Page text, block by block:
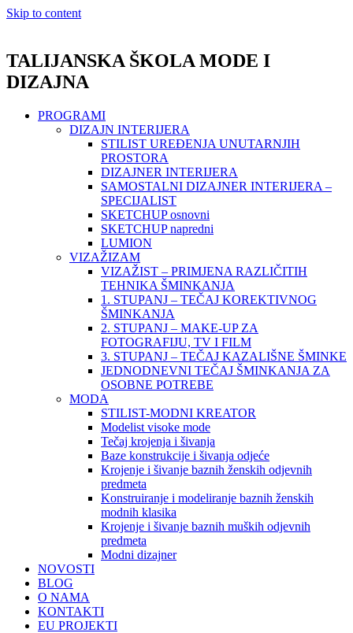
Skip to content
TALIJANSKA ŠKOLA MODE I
DIZAJNA
PROGRAMI
DIZAJN INTERIJERA
STILIST UREĐENJA UNUTARNJIH
PROSTORA
DIZAJNER INTERIJERA
SAMOSTALNI DIZAJNER INTERIJERA –
SPECIJALIST
SKETCHUP osnovni
SKETCHUP napredni
LUMION
VIZAŽIZAM
VIZAŽIST – PRIMJENA RAZLIČITIH
TEHNIKA ŠMINKANJA
1. STUPANJ – TEČAJ KOREKTIVNOG
ŠMINKANJA
2. STUPANJ – MAKE-UP ZA
FOTOGRAFIJU, TV I FILM
3. STUPANJ – TEČAJ KAZALIŠNE ŠMINKE
JEDNODNEVNI TEČAJ ŠMINKANJA ZA
OSOBNE POTREBE
MODA
STILIST-MODNI KREATOR
Modelist visoke mode
Tečaj krojenja i šivanja
Baze konstrukcije i šivanja odjeće
Krojenje i šivanje baznih ženskih odjevnih
predmeta
Konstruiranje i modeliranje baznih ženskih
modnih klasika
Krojenje i šivanje baznih muških odjevnih
predmeta
Modni dizajner
NOVOSTI
BLOG
O NAMA
KONTAKTI
EU PROJEKTI